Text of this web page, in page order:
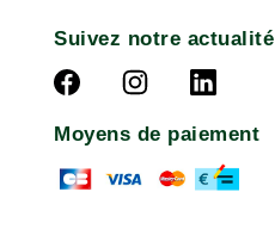
Suivez notre actualité
Moyens de paiement